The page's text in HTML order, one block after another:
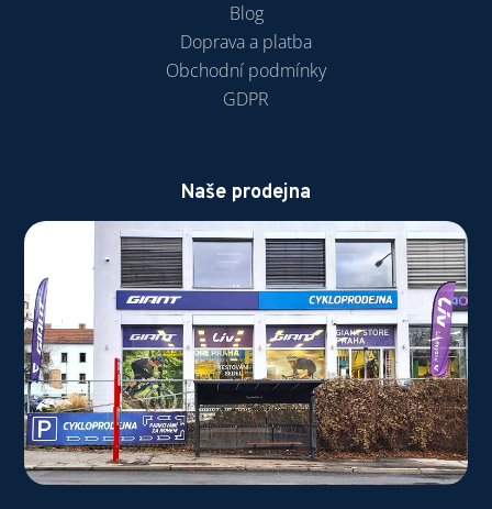
Blog
Doprava a platba
Obchodní podmínky
GDPR
Naše prodejna